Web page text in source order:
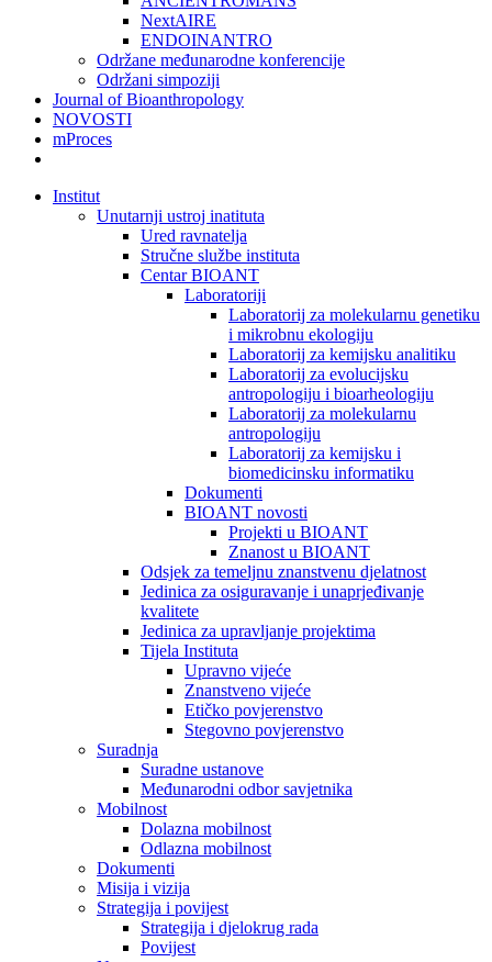
NextAIRE
ENDOINANTRO
Održane međunarodne konferencije
Održani simpoziji
Journal of Bioanthropology
NOVOSTI
mProces
Institut
Unutarnji ustroj inatituta
Ured ravnatelja
Stručne službe instituta
Centar BIOANT
Laboratoriji
Laboratorij za molekularnu genetiku
i mikrobnu ekologiju
Laboratorij za kemijsku analitiku
Laboratorij za evolucijsku
antropologiju i bioarheologiju
Laboratorij za molekularnu
antropologiju
Laboratorij za kemijsku i
biomedicinsku informatiku
Dokumenti
BIOANT novosti
Projekti u BIOANT
Znanost u BIOANT
Odsjek za temeljnu znanstvenu djelatnost
Jedinica za osiguravanje i unaprjeđivanje
kvalitete
Jedinica za upravljanje projektima
Tijela Instituta
Upravno vijeće
Znanstveno vijeće
Etičko povjerenstvo
Stegovno povjerenstvo
Suradnja
Suradne ustanove
Međunarodni odbor savjetnika
Mobilnost
Dolazna mobilnost
Odlazna mobilnost
Dokumenti
Misija i vizija
Strategija i povijest
Strategija i djelokrug rada
Povijest